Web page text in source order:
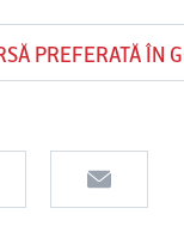
PREFERATĂ ÎN